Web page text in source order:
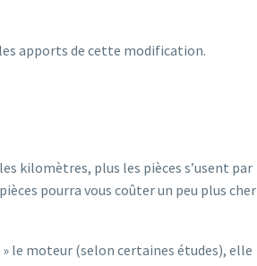
apports de cette modification.
kilomètres, plus les pièces s’usent par
pourra vous coûter un peu plus cher
le moteur (selon certaines études), elle